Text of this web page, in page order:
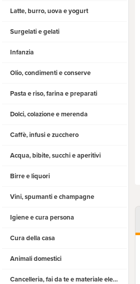
Latte, burro, uova e yogurt
Surgelati e gelati
Infanzia
Olio, condimenti e conserve
Pasta e riso, farina e preparati
Dolci, colazione e merenda
Caffè, infusi e zucchero
Acqua, bibite, succhi e aperitivi
Birre e liquori
Vini, spumanti e champagne
Igiene e cura persona
Cura della casa
Animali domestici
Cancelleria, fai da te e materiale elettrico